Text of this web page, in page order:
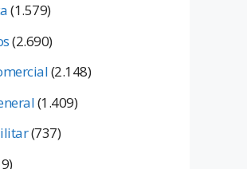
(1.579)
(2.690)
(2.148)
(1.409)
(737)